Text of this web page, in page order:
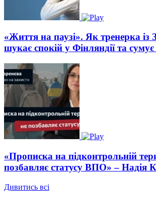
«Життя на паузі». Як тренерка із
шукає спокій у Фінляндії та
«Прописка на підконтрольній
позбавляє статусу ВПО» – Надія
Дивитись всі